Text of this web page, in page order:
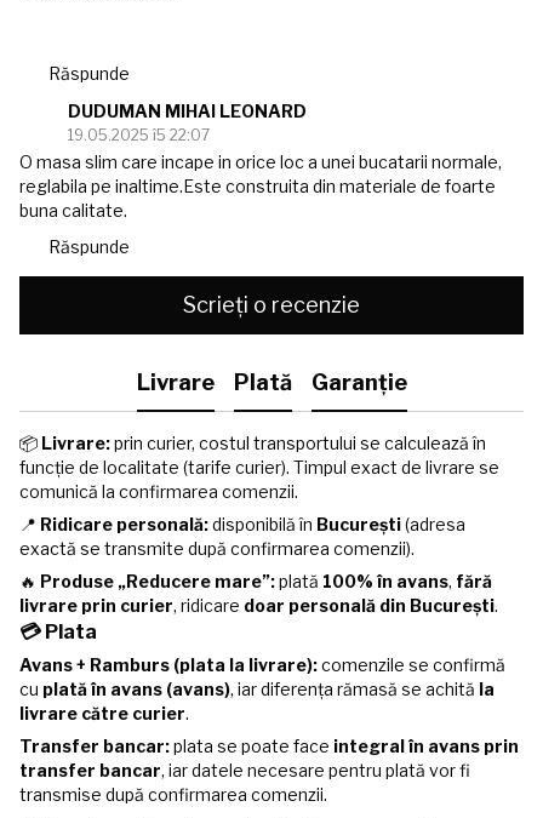
Răspunde
DUDUMAN MIHAI LEONARD
19.05.2025 î5 22:07
O masa slim care incape in orice loc a unei bucatarii normale,
reglabila pe inaltime.Este construita din materiale de foarte
buna calitate.
Răspunde
Scrieți o recenzie
Livrare Plată Garanție
📦 Livrare:prin curier, costul transportului se calculează în
funcție de localitate (tarife curier). Timpul exact de livrare se
comunică la confirmarea comenzii.
📍 Ridicare personală:disponibilă în București(adresa
exactă se transmite după confirmarea comenzii).
🔥 Produse „Reducere mare”:plată 100% în avans, fără
livrare prin curier, ridicare doar personală din București.
💳 Plata
Avans + Ramburs (plata la livrare):comenzile se confirmă
cu plată în avans (avans), iar diferența rămasă se achită la
livrare către curier.
Transfer bancar:plata se poate face integral în avans prin
transfer bancar, iar datele necesare pentru plată vor fi
transmise după confirmarea comenzii.